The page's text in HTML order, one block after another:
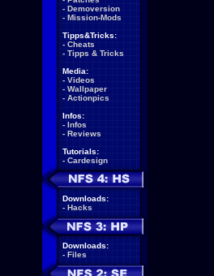
- Demoversion
- Mission-Mods
Tipps&Tricks:
- Cheats
- Tipps & Tricks
Media:
- Videos
- Wallpaper
- Actionpics
Infos:
- Infos
- Reviews
Tutorials:
- Cardesign
Downloads:
- Hacks
Downloads:
- Files